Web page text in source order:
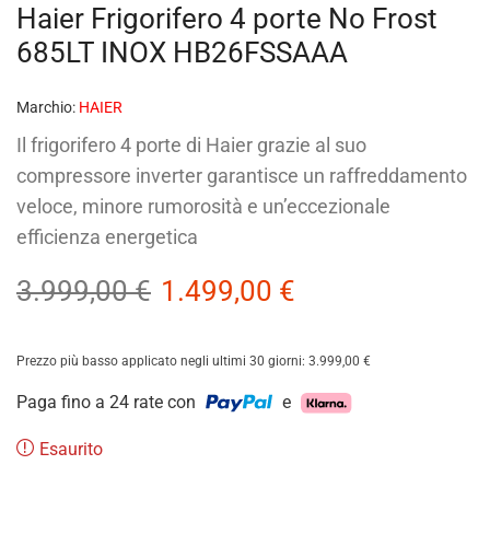
Haier Frigorifero 4 porte No Frost
685LT INOX HB26FSSAAA
Marchio: HAIER
Il frigorifero 4 porte di Haier grazie al suo
compressore inverter garantisce un raffreddamento
veloce, minore rumorosità e un’eccezionale
efficienza energetica
3.999,00€ 1.499,00 €
Prezzo più basso applicato negli ultimi 30 giorni: 3.999,00 €
Paga fino a 24 rate con e
Esaurito